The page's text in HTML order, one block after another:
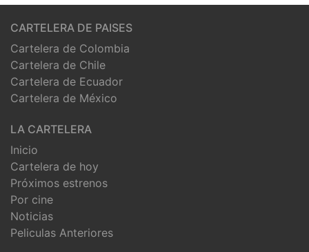
CARTELERA DE PAISES
Cartelera de Colombia
Cartelera de Chile
Cartelera de Ecuador
Cartelera de México
LA CARTELERA
Inicio
Cartelera de hoy
Próximos estrenos
Por cine
Noticias
Peliculas Anteriores